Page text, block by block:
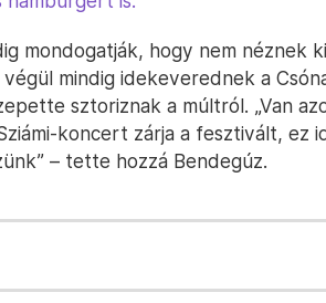
mondogatják, hogy nem néznek
mindig idekeverednek a
sztoriznak a múltról. „Van
koncert zárja a fesztivált, ez
– tette hozzá Bendegúz.